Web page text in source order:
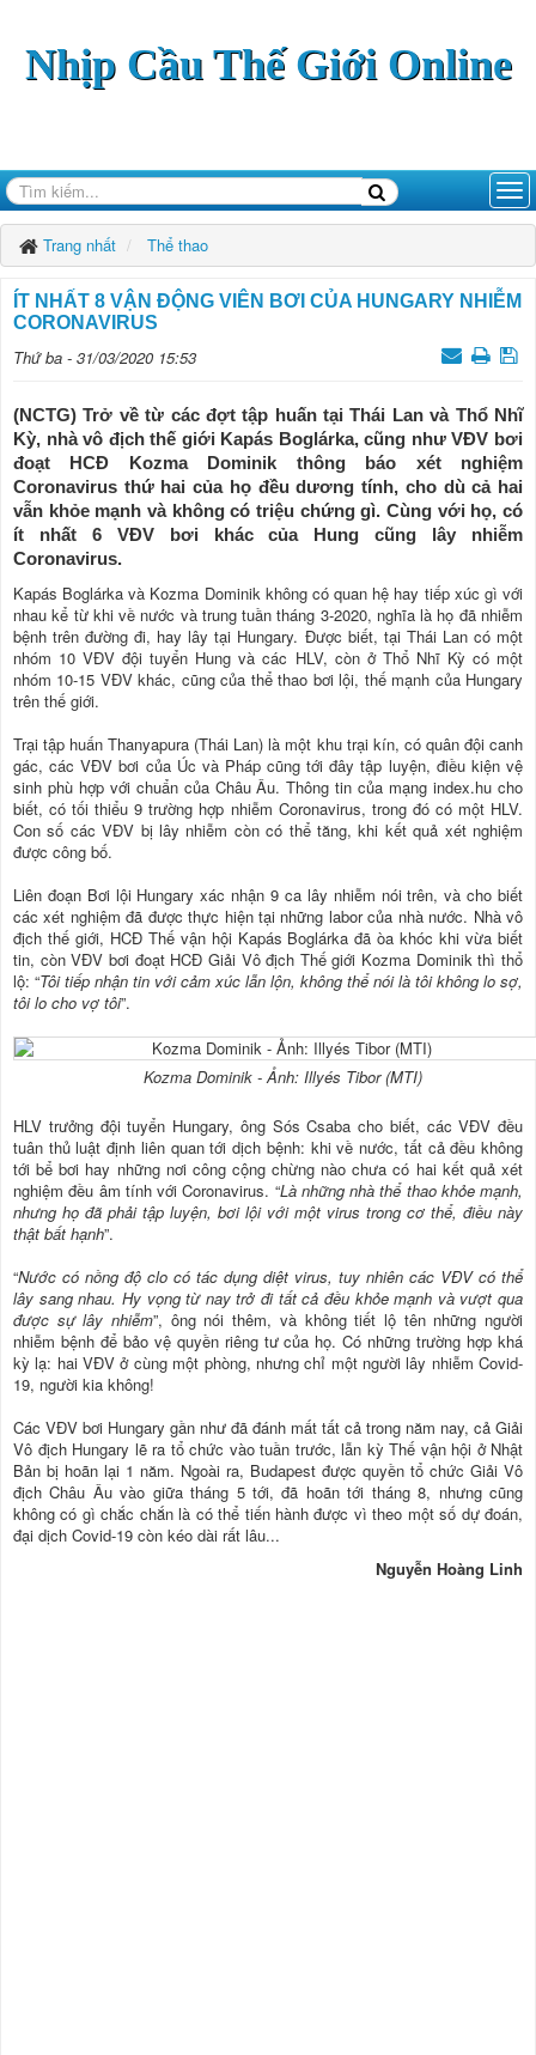
Nhịp Cầu Thế Giới Online
Trang nhất Thể thao
ÍT NHẤT 8 VẬN ĐỘNG VIÊN BƠI CỦA HUNGARY NHIỄM
CORONAVIRUS
Thứ ba - 31/03/2020 15:53
(NCTG) Trở về từ các đợt tập huấn tại Thái Lan và Thổ Nhĩ
Kỳ, nhà vô địch thế giới Kapás Boglárka, cũng như VĐV bơi
đoạt HCĐ Kozma Dominik thông báo xét nghiệm
Coronavirus thứ hai của họ đều dương tính, cho dù cả hai
vẫn khỏe mạnh và không có triệu chứng gì. Cùng với họ, có
ít nhất 6 VĐV bơi khác của Hung cũng lây nhiễm
Coronavirus.
Kapás Boglárka và Kozma Dominik không có quan hệ hay tiếp xúc gì với
nhau kể từ khi về nước và trung tuần tháng 3-2020, nghĩa là họ đã nhiễm
bệnh trên đường đi, hay lây tại Hungary. Được biết, tại Thái Lan có một
nhóm 10 VĐV đội tuyển Hung và các HLV, còn ở Thổ Nhĩ Kỳ có một
nhóm 10-15 VĐV khác, cũng của thể thao bơi lội, thế mạnh của Hungary
trên thế giới.
Trại tập huấn Thanyapura (Thái Lan) là một khu trại kín, có quân đội canh
gác, các VĐV bơi của Úc và Pháp cũng tới đây tập luyện, điều kiện vệ
sinh phù hợp với chuẩn của Châu Âu. Thông tin của mạng index.hu cho
biết, có tối thiểu 9 trường hợp nhiễm Coronavirus, trong đó có một HLV.
Con số các VĐV bị lây nhiễm còn có thể tăng, khi kết quả xét nghiệm
được công bố.
Liên đoạn Bơi lội Hungary xác nhận 9 ca lây nhiễm nói trên, và cho biết
các xét nghiệm đã được thực hiện tại những labor của nhà nước. Nhà vô
địch thế giới, HCĐ Thế vận hội Kapás Boglárka đã òa khóc khi vừa biết
tin, còn VĐV bơi đoạt HCĐ Giải Vô địch Thế giới Kozma Dominik thì thổ
lộ: “Tôi tiếp nhận tin với cảm xúc lẫn lộn, không thể nói là tôi không lo sợ,
tôi lo cho vợ tôi”.
Kozma Dominik - Ảnh: Illyés Tibor (MTI)
HLV trưởng đội tuyển Hungary, ông Sós Csaba cho biết, các VĐV đều
tuân thủ luật định liên quan tới dịch bệnh: khi về nước, tất cả đều không
tới bể bơi hay những nơi công cộng chừng nào chưa có hai kết quả xét
nghiệm đều âm tính với Coronavirus. “Là những nhà thể thao khỏe mạnh,
nhưng họ đã phải tập luyện, bơi lội với một virus trong cơ thể, điều này
thật bất hạnh”.
“Nước có nồng độ clo có tác dụng diệt virus, tuy nhiên các VĐV có thể
lây sang nhau. Hy vọng từ nay trở đi tất cả đều khỏe mạnh và vượt qua
được sự lây nhiễm”, ông nói thêm, và không tiết lộ tên những người
nhiễm bệnh để bảo vệ quyền riêng tư của họ. Có những trường hợp khá
kỳ lạ: hai VĐV ở cùng một phòng, nhưng chỉ một người lây nhiễm Covid-
19, người kia không!
Các VĐV bơi Hungary gần như đã đánh mất tất cả trong năm nay, cả Giải
Vô địch Hungary lẽ ra tổ chức vào tuần trước, lẫn kỳ Thế vận hội ở Nhật
Bản bị hoãn lại 1 năm. Ngoài ra, Budapest được quyền tổ chức Giải Vô
địch Châu Âu vào giữa tháng 5 tới, đã hoãn tới tháng 8, nhưng cũng
không có gì chắc chắn là có thể tiến hành được vì theo một số dự đoán,
đại dịch Covid-19 còn kéo dài rất lâu...
Nguyễn Hoàng Linh